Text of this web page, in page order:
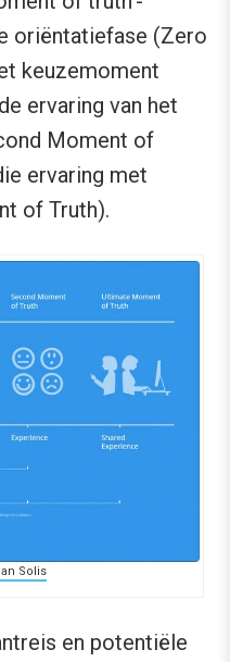
oriëntatiefase (Zero
keuzemoment
ervaring van het
Moment of
ervaring met
of Truth).
Solis
en potentiële